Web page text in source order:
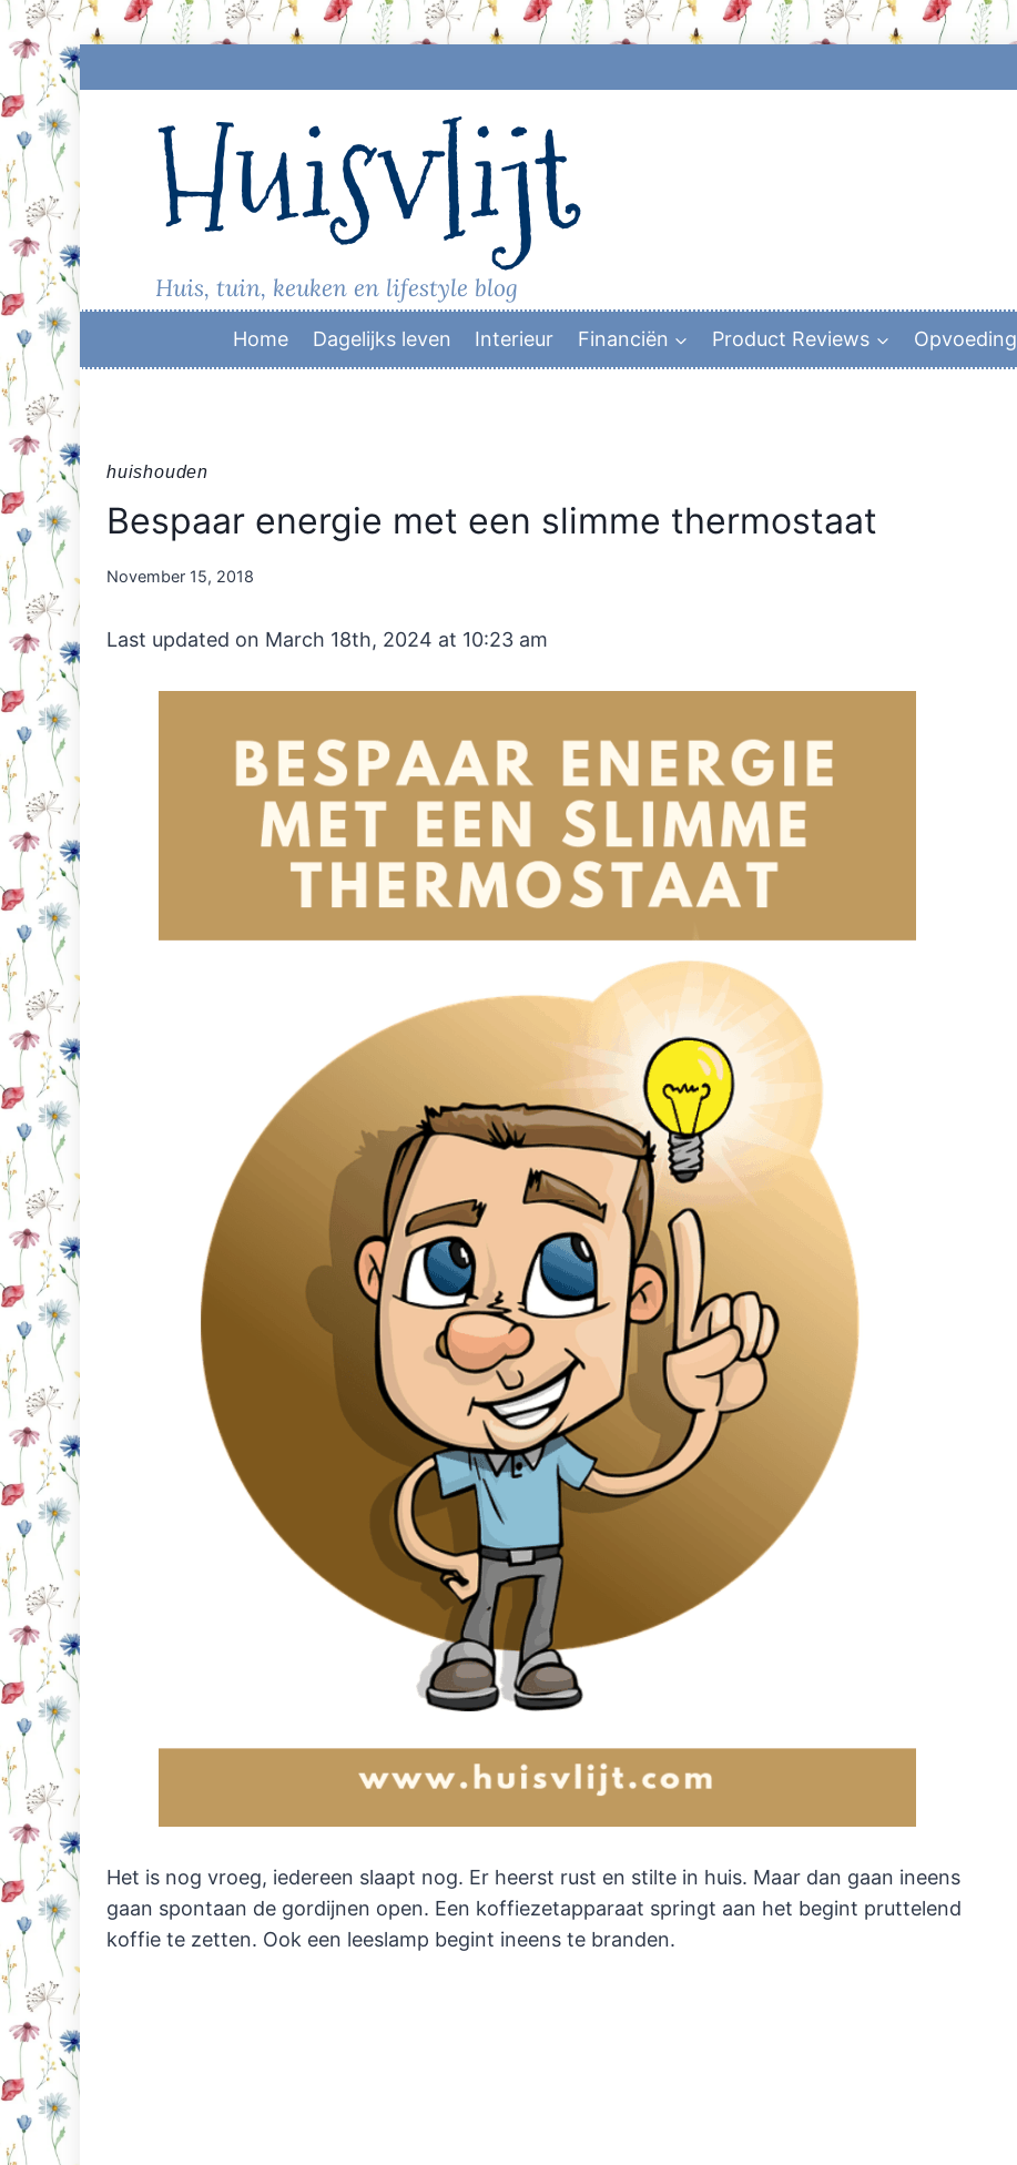
Skip
to
Huisvlijt
Huis, tuin, keuken en lifestyle blog
Home Dagelijks leven Interieur Financiën Product Reviews Opvoeding
huishouden
Bespaar energie met een slimme thermostaat
By
November 15, 2018
Last updated on March 18th, 2024 at 10:23 am
Het is nog vroeg, iedereen slaapt nog. Er heerst rust en stilte in huis. Maar dan gaan ineens
gaan spontaan de gordijnen open. Een koffiezetapparaat springt aan het begint pruttelend
koffie te zetten. Ook een leeslamp begint ineens te branden.